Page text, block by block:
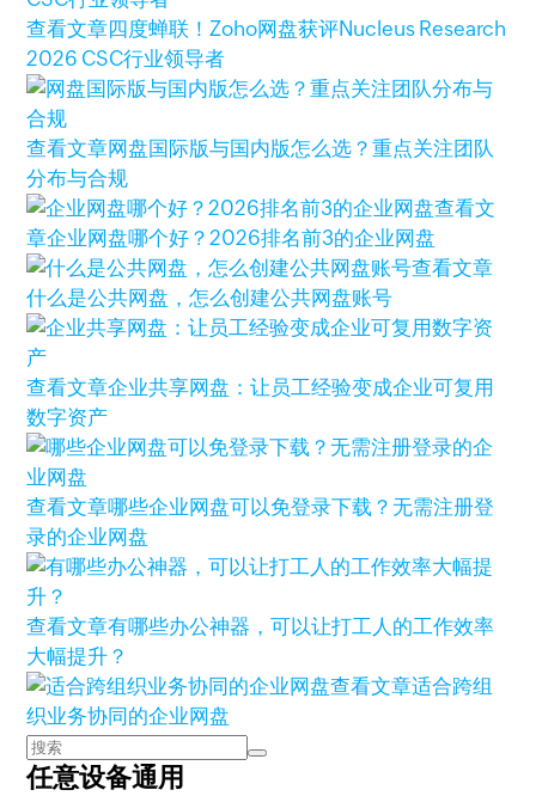
查看文章四度蝉联！Zoho网盘获评Nucleus Research
2026 CSC行业领导者
查看文章网盘国际版与国内版怎么选？重点关注团队
分布与合规
查看文
章企业网盘哪个好？2026排名前3的企业网盘
查看文章
什么是公共网盘，怎么创建公共网盘账号
查看文章企业共享网盘：让员工经验变成企业可复用
数字资产
查看文章哪些企业网盘可以免登录下载？无需注册登
录的企业网盘
查看文章有哪些办公神器，可以让打工人的工作效率
大幅提升？
查看文章适合跨组
织业务协同的企业网盘
任意设备通用